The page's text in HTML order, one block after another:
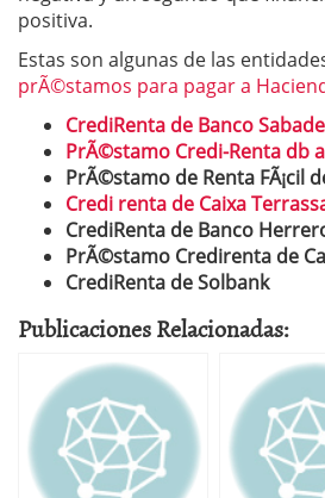
positiva.
Estas son algunas de las
prÃ©stamos para pagar a
CrediRenta de Banco
PrÃ©stamo Credi-Renta db
PrÃ©stamo de Renta FÃ¡cil
Credi renta de Caixa
CrediRenta de Banco
PrÃ©stamo Credirenta de
CrediRenta de Solbank
Publicaciones Relacionadas: